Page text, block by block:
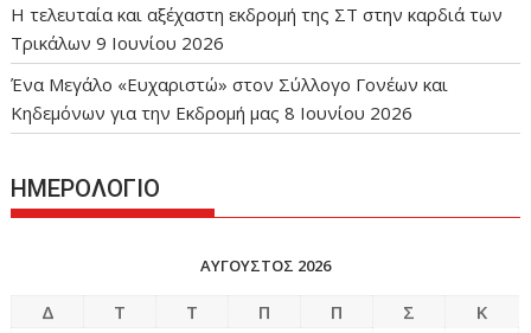
Η τελευταία και αξέχαστη εκδρομή της ΣΤ στην καρδιά των
Τρικάλων 9 Ιουνίου 2026
Ένα Μεγάλο «Ευχαριστώ» στον Σύλλογο Γονέων και
Κηδεμόνων για την Εκδρομή μας 8 Ιουνίου 2026
ΗΜΕΡΟΛΟΓΙΟ
ΑΎΓΟΥΣΤΟΣ 2026
Δ Τ Τ Π Π Σ
Κ